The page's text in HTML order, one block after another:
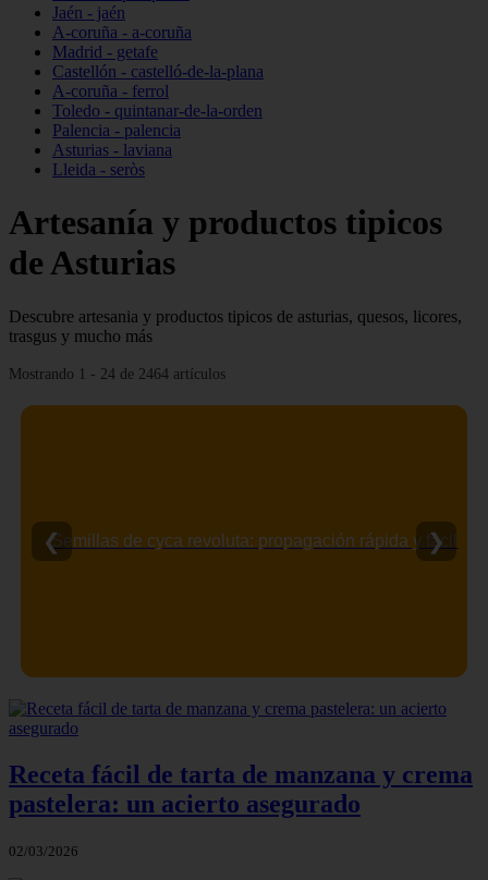
Jaén - jaén
A-coruña - a-coruña
Madrid - getafe
Castellón - castelló-de-la-plana
A-coruña - ferrol
Toledo - quintanar-de-la-orden
Palencia - palencia
Asturias - laviana
Lleida - seròs
Artesanía y productos tipicos
de Asturias
Descubre artesania y productos tipicos de asturias, quesos, licores,
trasgus y mucho más
Mostrando 1 - 24 de 2464 artículos
Semillas de cyca revoluta: propagación rápida y fácil
❮ ❯
Receta fácil de tarta de manzana y crema
pastelera: un acierto asegurado
02/03/2026